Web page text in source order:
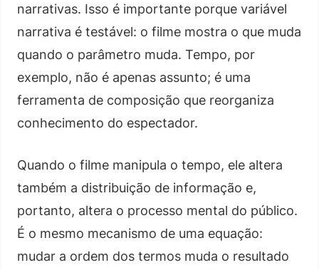
narrativas. Isso é importante porque variável
narrativa é testável: o filme mostra o que muda
quando o parâmetro muda. Tempo, por
exemplo, não é apenas assunto; é uma
ferramenta de composição que reorganiza
conhecimento do espectador.
Quando o filme manipula o tempo, ele altera
também a distribuição de informação e,
portanto, altera o processo mental do público.
É o mesmo mecanismo de uma equação:
mudar a ordem dos termos muda o resultado